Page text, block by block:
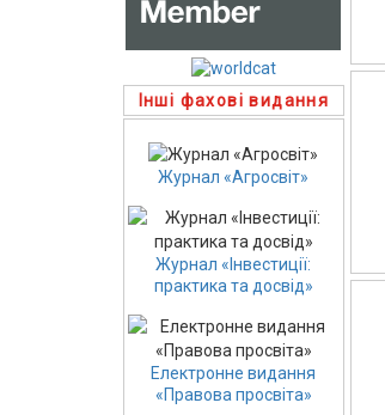
Інші фахові видання
Журнал «Агросвіт»
Журнал «Інвестиції:
практика та досвід»
Електронне видання
«Правова просвіта»